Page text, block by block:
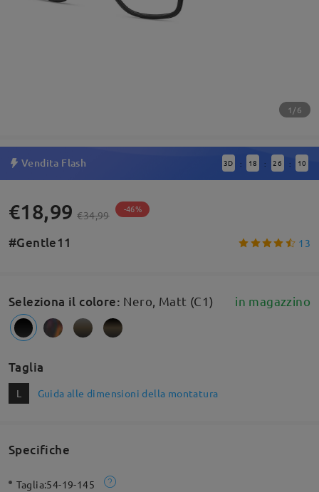
1/6
Vendita Flash 3D : 18 : 26 : 9
€18,99 €34,99 -46%
#Gentle11 13
Seleziona il colore: Nero, Matt (C1) in magazzino
Taglia
L Guida alle dimensioni della montatura
Specifiche
Taglia:54-19-145